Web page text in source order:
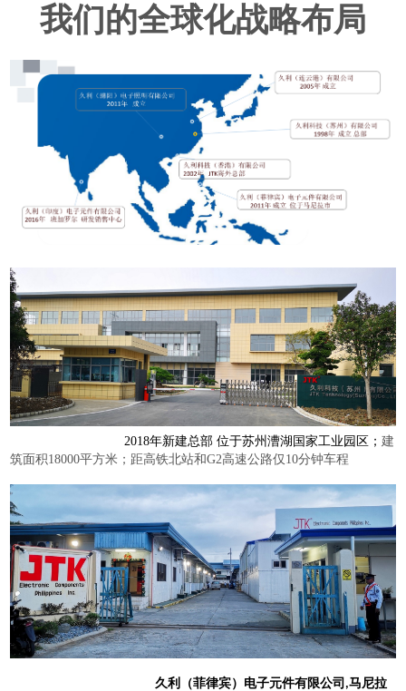
我们的全球化战略布局
2018年新建总部 位于苏州漕湖国家工业园区；建
筑面积18000平方米；距高铁北站和G2高速公路仅 10分钟车程
久利（菲律宾）电子元件有限公司 ,马尼拉